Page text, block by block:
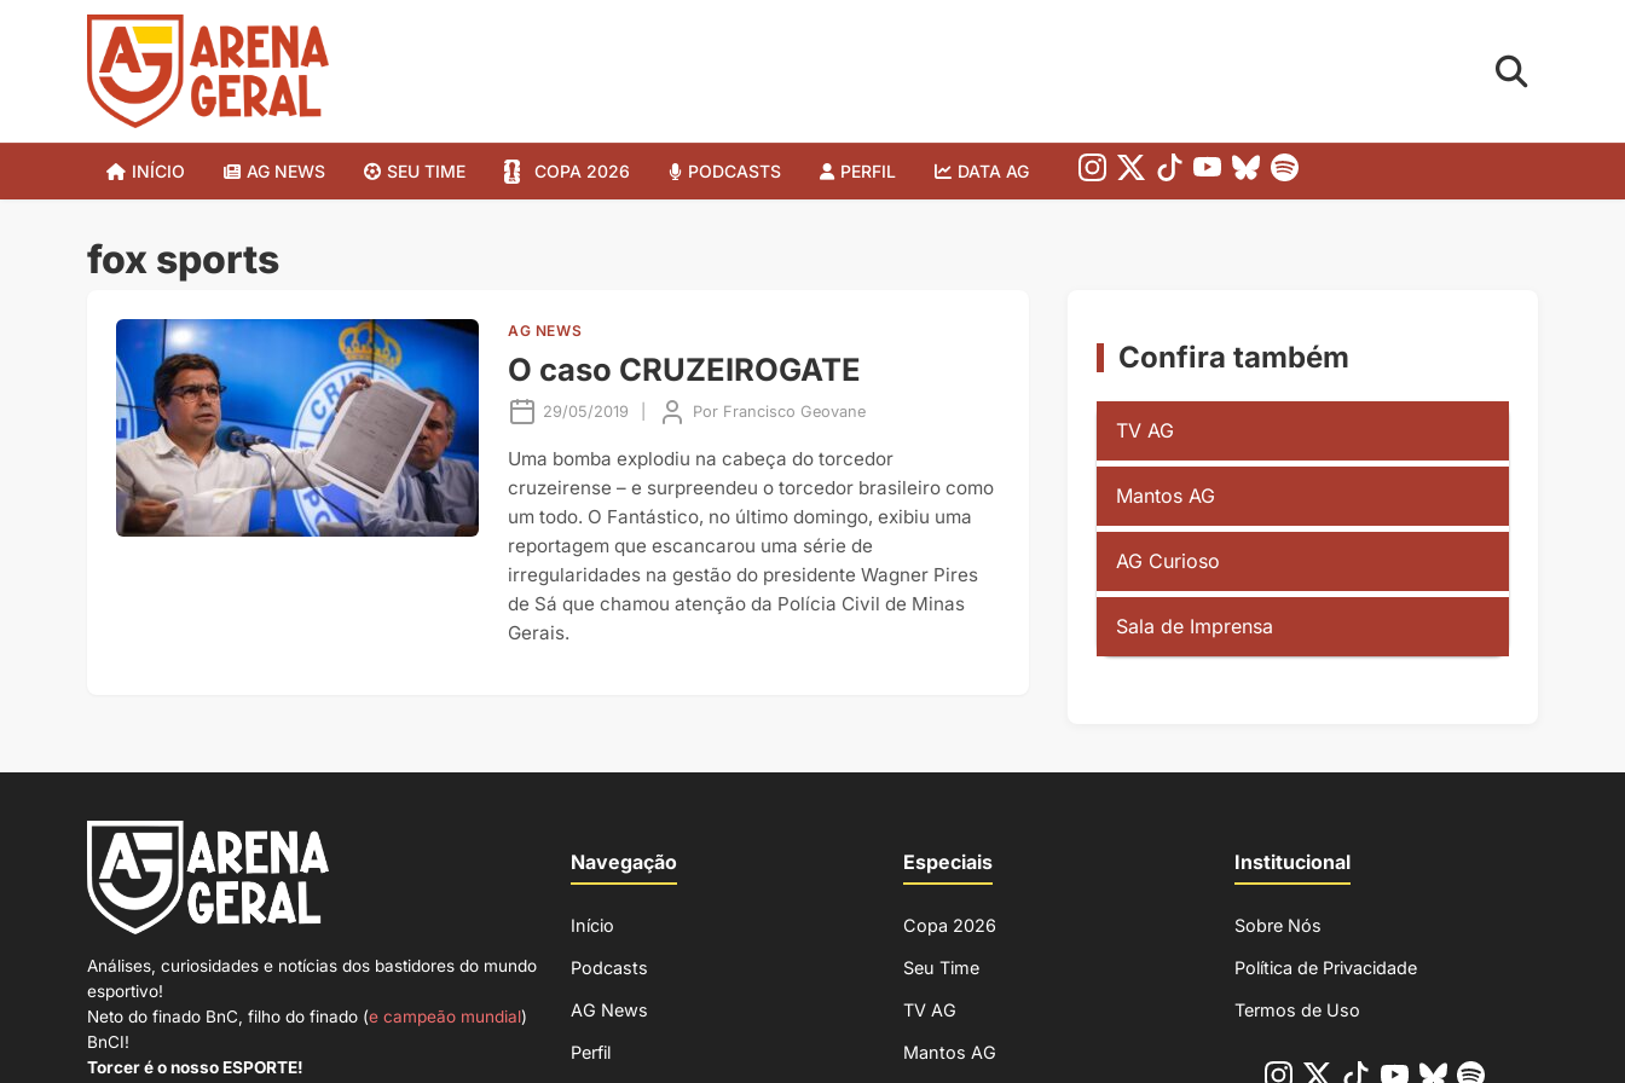
INÍCIO AG NEWS SEU TIME COPA 2026 PODCASTS PERFIL DATA AG
fox sports
AG NEWS
O caso CRUZEIROGATE
29/05/2019 Por Francisco Geovane
Uma bomba explodiu na cabeça do torcedor
cruzeirense – e surpreendeu o torcedor brasileiro como
um todo. O Fantástico, no último domingo, exibiu uma
reportagem que escancarou uma série de
irregularidades na gestão do presidente Wagner Pires
de Sá que chamou atenção da Polícia Civil de Minas
Gerais.
Confira também
TV AG
Mantos AG
AG Curioso
Sala de Imprensa
Análises, curiosidades e notícias dos bastidores do mundo
esportivo!
Neto do finado BnC, filho do finado (e campeão mundial)
BnCI!
Torcer é o nosso ESPORTE!
Navegação
Início
Podcasts
AG News
Perfil
Especiais
Copa 2026
Seu Time
TV AG
Mantos AG
Institucional
Sobre Nós
Política de Privacidade
Termos de Uso